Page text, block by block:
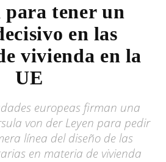
tener un
en las
vivienda en la
UE
europeas firman una
von der Leyen para pedir
línea del diseño de las
en materia de vivienda